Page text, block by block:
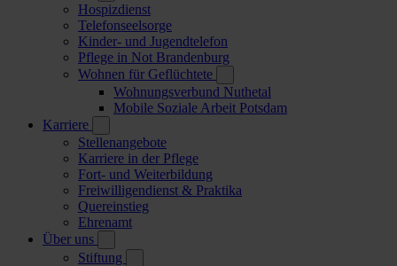
Hospizdienst
Telefonseelsorge
Kinder- und Jugendtelefon
Pflege in Not Brandenburg
Wohnen für Geflüchtete
Wohnungsverbund Nuthetal
Mobile Soziale Arbeit Potsdam
Karriere
Stellenangebote
Karriere in der Pflege
Fort- und Weiterbildung
Freiwilligendienst & Praktika
Quereinstieg
Ehrenamt
Über uns
Stiftung